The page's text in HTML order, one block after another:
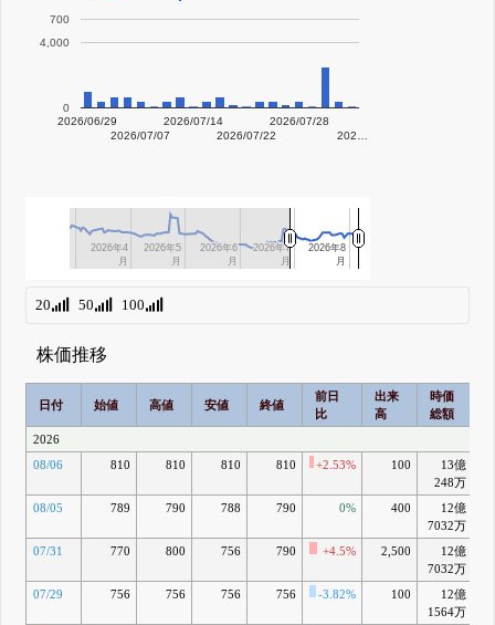
700
2026/06/29
2026/07/07
2026/07/14
2026/07/22
2026/07/28
202…
0
4,000
月月
2026年4
2026年4
月月
2026年5
2026年5
月月
2026年6
2026年6
月月
2026年7
2026年7
月月
2026年8
2026年8
20 50 100
株価推移
日付 始値 高値 安値 終値
前日
比
出来
高
時価
総額
2026
08/06
810 810 810 810 +2.53% 100
13億
248万
08/05 789 790 788 790 0% 400
12億
7032万
07/31
770 800 756 790 +4.5% 2,500
12億
7032万
07/29 756 756 756 756 -3.82% 100
12億
1564万